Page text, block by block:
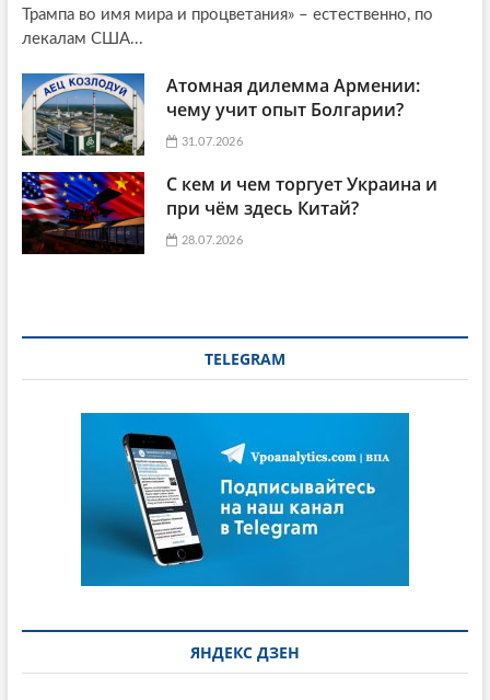
Трампа во имя мира и процветания» – естественно, по
лекалам США...
Атомная дилемма Армении:
чему учит опыт Болгарии?
31.07.2026
С кем и чем торгует Украина и
при чём здесь Китай?
28.07.2026
TELEGRAM
ЯНДЕКС ДЗЕН